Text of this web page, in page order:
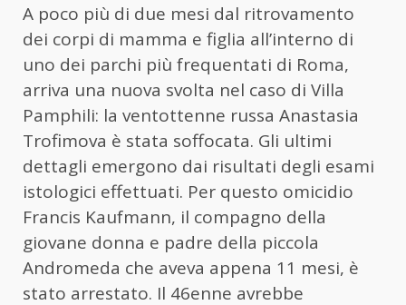
A poco più di due mesi dal ritrovamento
dei corpi di mamma e figlia all’interno di
uno dei parchi più frequentati di Roma,
arriva una nuova svolta nel caso di Villa
Pamphili: la ventottenne russa Anastasia
Trofimova è stata soffocata. Gli ultimi
dettagli emergono dai risultati degli esami
istologici effettuati. Per questo omicidio
Francis Kaufmann, il compagno della
giovane donna e padre della piccola
Andromeda che aveva appena 11 mesi, è
stato arrestato. Il 46enne avrebbe